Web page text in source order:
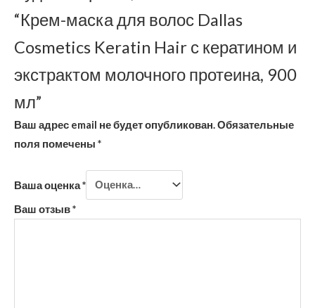
“Крем-маска для волос Dallas
Cosmetics Keratin Hair с кератином и
экстрактом молочного протеина, 900
мл”
Ваш адрес email не будет опубликован.Обязательные
поля помечены *
Ваша оценка*
Ваш отзыв*